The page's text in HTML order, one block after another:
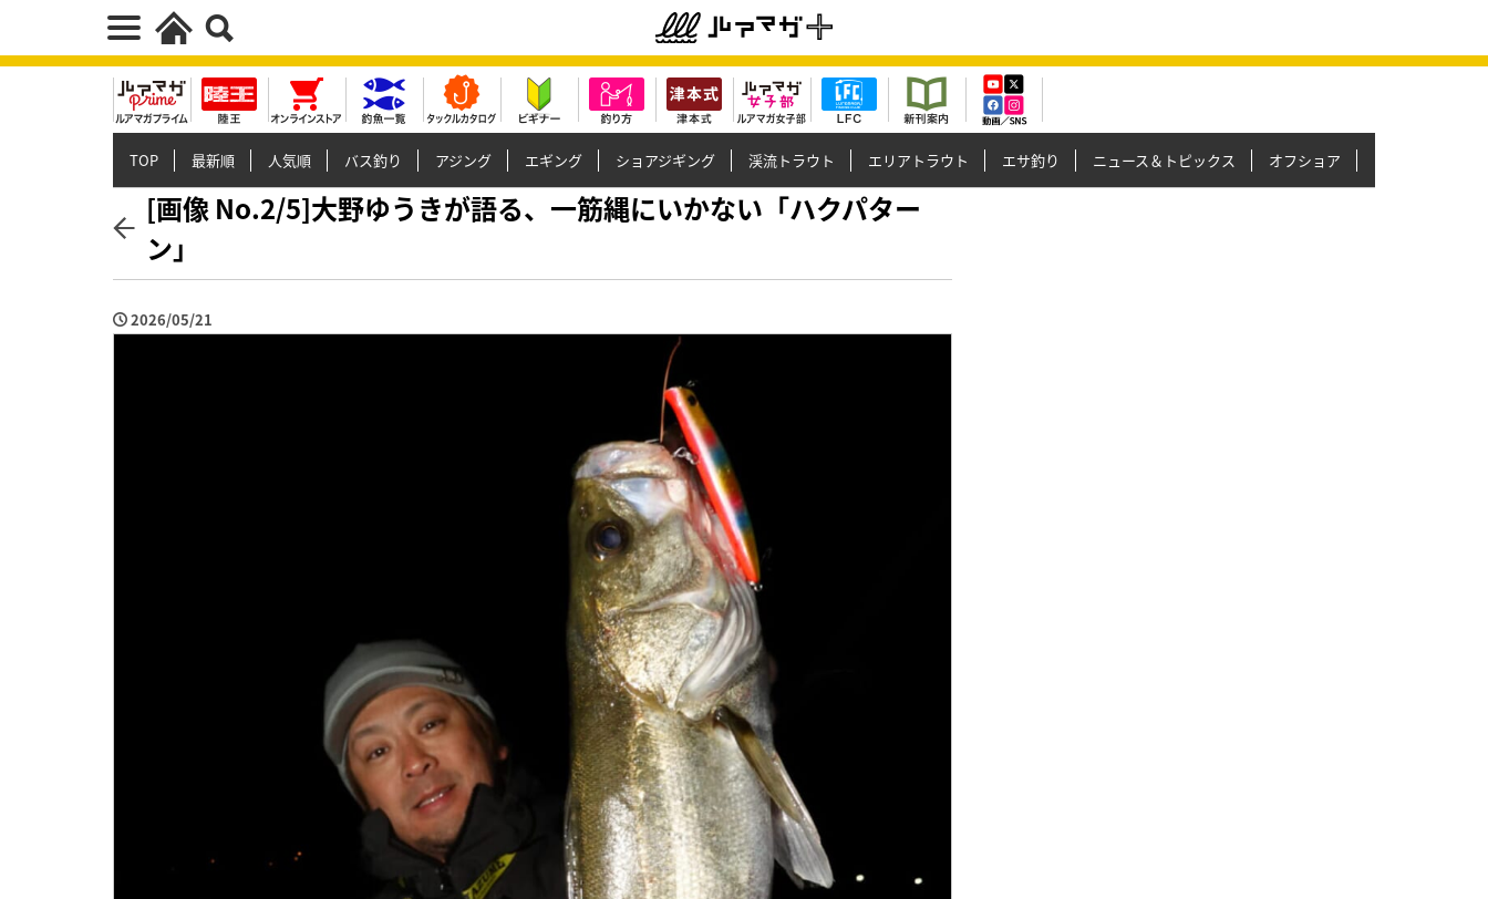
TOP 最新順 人気順 バス釣り アジング エギング ショアジギング 渓流トラウト エリアトラウト エサ釣り ニュース＆トピックス オフショア
[画像 No.2/5]大野ゆうきが語る、一筋縄にいかない「ハクパター
ン」
2026/05/21